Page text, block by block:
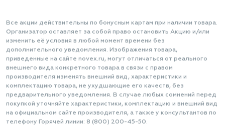
Все акции действительны по бонусным картам при наличии товара.
Организатор оставляет за собой право остановить Акцию и/или
изменить её условия в любой момент времени без
дополнительного уведомления. Изображения товара,
приведенные на сайте novex.ru, могут отличаться от реального
внешнего вида конкретного товара в связи с правом
производителя изменять внешний вид, характеристики и
комплектацию товара, не ухудшающие его качеств, без
предварительного уведомления. В случае любых сомнений перед
покупкой уточняйте характеристики, комплектацию и внешний вид
на официальном сайте производителя, а также у консультантов по
телефону Горячей линии: 8 (800) 200-45-50.